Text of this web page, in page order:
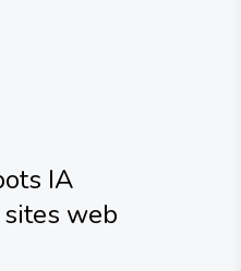
IA
web